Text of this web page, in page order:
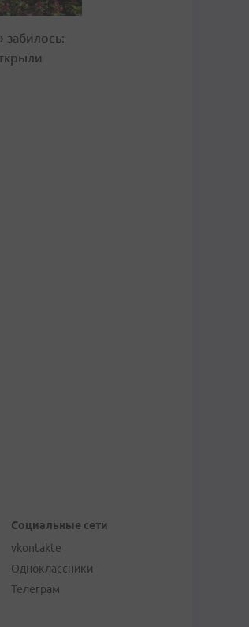
забилось:
Социальные сети
vkontakte
Одноклассники
Телеграм